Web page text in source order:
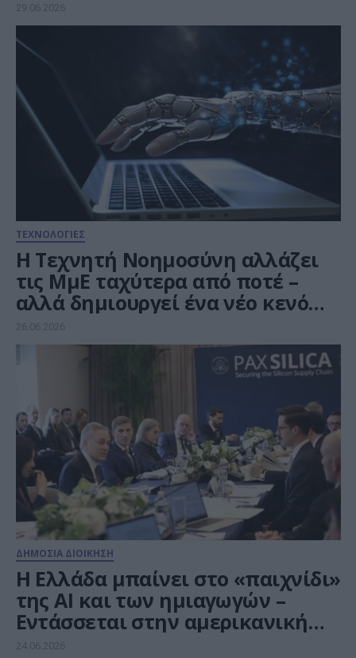
29.06.2026
ΤΕΧΝΟΛΟΓΙΕΣ
Η Τεχνητή Νοημοσύνη αλλάζει
τις ΜμΕ ταχύτερα από ποτέ –
αλλά δημιουργεί ένα νέο κενό
ασφάλειας
26.06.2026
ΔΗΜΟΣΙΑ ΔΙΟΙΚΗΣΗ
Η Ελλάδα μπαίνει στο «παιχνίδι»
της AI και των ημιαγωγών –
Εντάσσεται στην αμερικανική
πρωτοβουλία Pax Silica
24.06.2026